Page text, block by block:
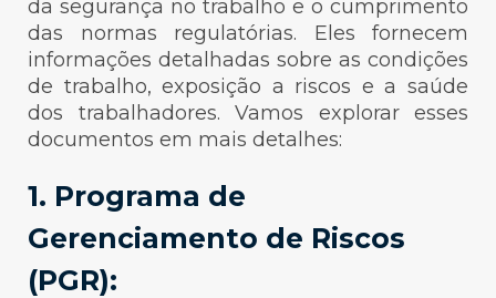
da segurança no trabalho e o cumprimento
das normas regulatórias. Eles fornecem
informações detalhadas sobre as condições
de trabalho, exposição a riscos e a saúde
dos trabalhadores. Vamos explorar esses
documentos em mais detalhes:
1. Programa de
Gerenciamento de Riscos
(PGR):